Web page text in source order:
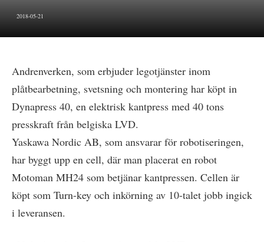
2018-05-21
Andrenverken, som erbjuder legotjänster inom
plåtbearbetning, svetsning och montering har köpt in
Dynapress 40, en elektrisk kantpress med 40 tons
presskraft från belgiska LVD.
Yaskawa Nordic AB, som ansvarar för robotiseringen,
har byggt upp en cell, där man placerat en robot
Motoman MH24 som betjänar kantpressen. Cellen är
köpt som Turn-key och inkörning av 10-talet jobb ingick
i leveransen.